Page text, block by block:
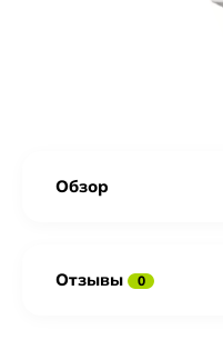
Обзор
Отзывы 0